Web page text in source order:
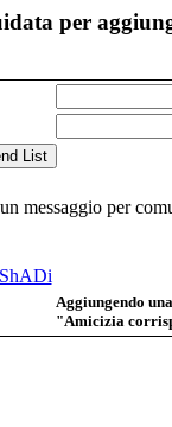
per
messaggio per
ShADi
Aggiungendo
"Amicizia